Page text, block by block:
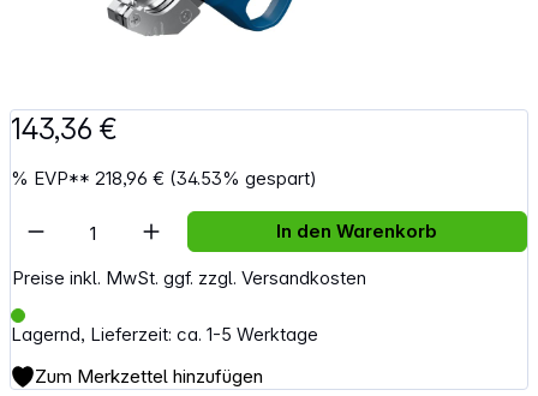
143,36 €
% EVP**218,96 € (34.53% gespart)
Preise inkl. MwSt. ggf. zzgl. Versandkosten
Lagernd, Lieferzeit: ca. 1-5 Werktage
Artikel Anzahl: Gib den gewünschten
In den Warenkorb
Zum Merkzettel hinzufügen